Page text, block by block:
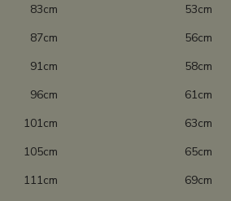
53cm
56cm
58cm
61cm
63cm
65cm
69cm